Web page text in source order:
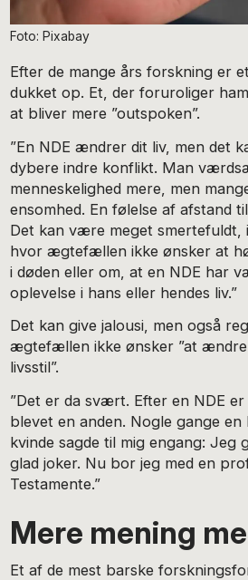
Foto: Pixabay
Efter de mange års forskning er
dukket op. Et, der foruroliger
at bliver mere ”outspoken”.
”En NDE ændrer dit liv, men det
dybere indre konflikt. Man
menneskelighed mere, men
ensomhed. En følelse af afstand
Det kan være meget
hvor ægtefællen ikke ønsker at
i døden eller om, at en NDE har
oplevelse i hans eller hendes liv.”
Det kan give jalousi, men også
ægtefællen ikke ønsker ”at ændre
livsstil”.
”Det er da svært. Efter en NDE
blevet en anden. Nogle gange en
kvinde sagde til mig engang: Jeg
glad joker. Nu bor jeg med en
Testamente.”
Mere mening
Et af de mest barske